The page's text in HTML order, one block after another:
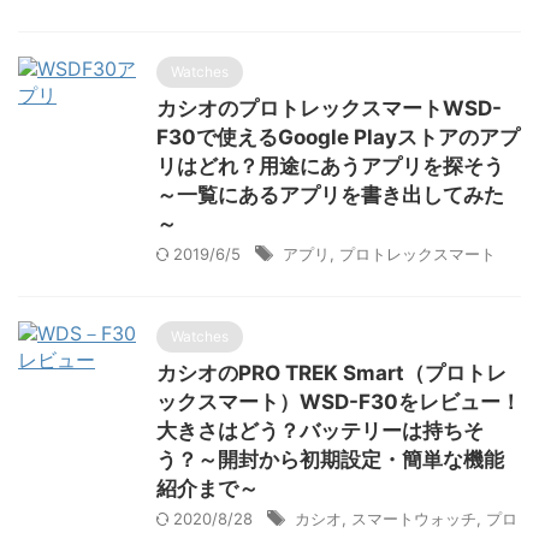
Watches
カシオのプロトレックスマートWSD-
F30で使えるGoogle Playストアのアプ
リはどれ？用途にあうアプリを探そう
～一覧にあるアプリを書き出してみた
～
2019/6/5 アプリ プロトレックスマート
Watches
カシオのPRO TREK Smart（プロトレ
ックスマート）WSD-F30をレビュー！
大きさはどう？バッテリーは持ちそ
う？～開封から初期設定・簡単な機能
紹介まで～
2020/8/28 カシオ スマートウォッチ プロ